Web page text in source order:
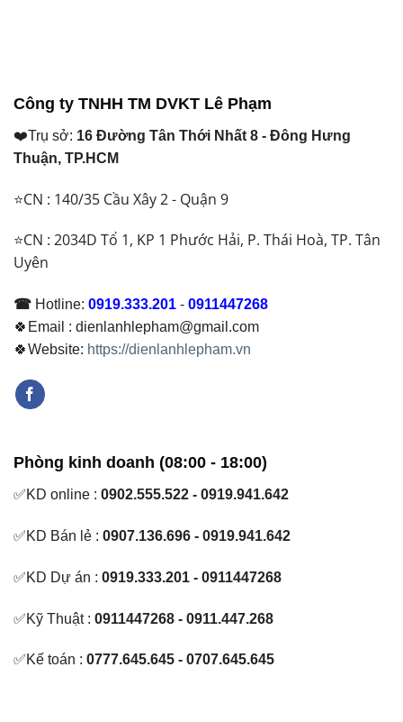
Công ty TNHH TM DVKT Lê Phạm
❤️Trụ sở: 16 Đường Tân Thới Nhất 8 - Đông Hưng
Thuận, TP.HCM
⭐CN : 140/35 Cầu Xây 2 - Quận 9
⭐CN : 2034D Tổ 1, KP 1 Phước Hải, P. Thái Hoà, TP. Tân
Uyên
☎ Hotline: 0919.333.201 - 0911447268
🍀Email : dienlanhlepham@gmail.com
🍀Website: https://dienlanhlepham.vn
Phòng kinh doanh (08:00 - 18:00)
✅KD online : 0902.555.522 - 0919.941.642
✅KD Bán lẻ : 0907.136.696 - 0919.941.642
✅KD Dự án : 0919.333.201 - 0911447268
✅Kỹ Thuật : 0911447268 - 0911.447.268
✅Kế toán : 0777.645.645 - 0707.645.645